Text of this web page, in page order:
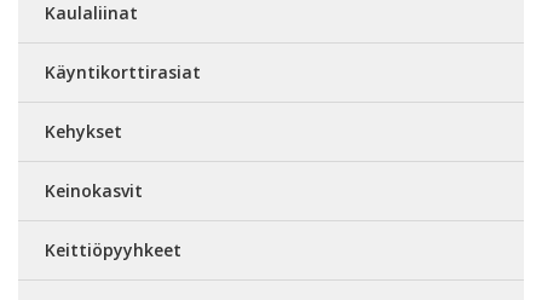
Kaulaliinat
Käyntikorttirasiat
Kehykset
Keinokasvit
Keittiöpyyhkeet